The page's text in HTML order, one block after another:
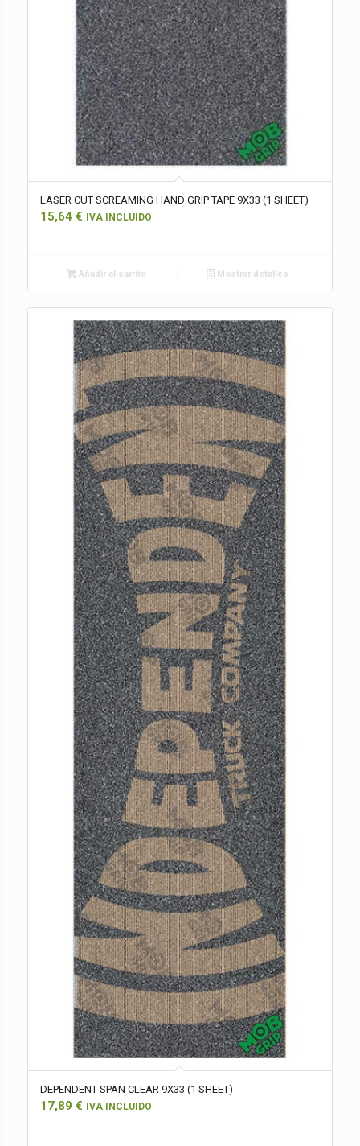
LASER CUT SCREAMING HAND GRIP TAPE 9X33 (1 SHEET)
15,64 € IVA INCLUIDO
Añadir al carrito Mostrar detalles
DEPENDENT SPAN CLEAR 9X33 (1 SHEET)
17,89 € IVA INCLUIDO